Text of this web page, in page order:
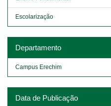
Escolarização
Departamento
Campus Erechim
Data de Publicação